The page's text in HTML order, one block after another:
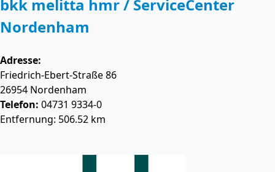
bkk melitta hmr / ServiceCenter
Nordenham
Adresse:
Friedrich-Ebert-Straße 86
26954 Nordenham
Telefon: 04731 9334-0
Entfernung: 506.52 km